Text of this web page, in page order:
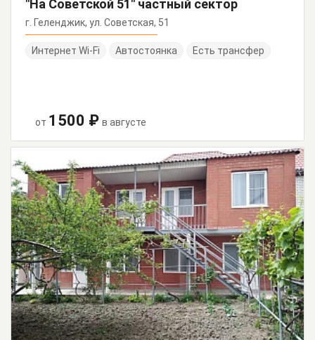
"На Советской 51" частный сектор
г. Геленджик, ул. Советская, 51
Интернет Wi-Fi Автостоянка Есть трансфер
от 1500 ₽ в августе